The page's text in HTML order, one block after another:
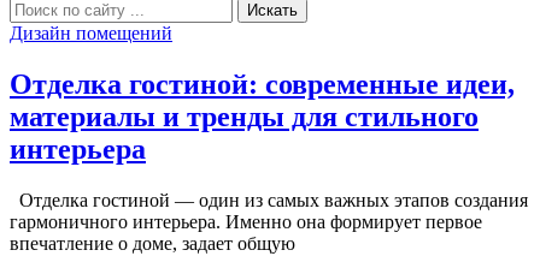
Искать
Дизайн помещений
Отделка гостиной: современные идеи,
материалы и тренды для стильного
интерьера
Отделка гостиной — один из самых важных этапов создания
гармоничного интерьера. Именно она формирует первое
впечатление о доме, задает общую